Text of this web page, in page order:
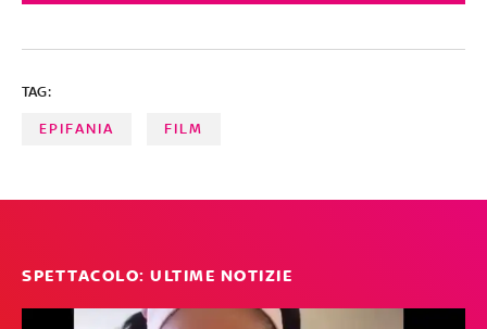
TAG:
EPIFANIA FILM
SPETTACOLO: ULTIME NOTIZIE